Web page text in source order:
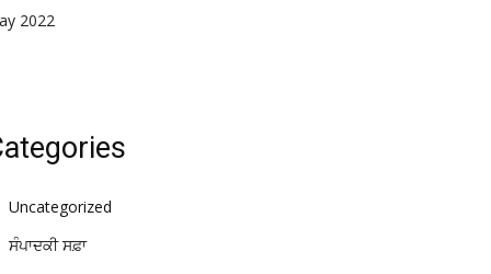
2022
Uncategorized
ਸੰਪਾਦਕੀ ਸਫ਼ਾ